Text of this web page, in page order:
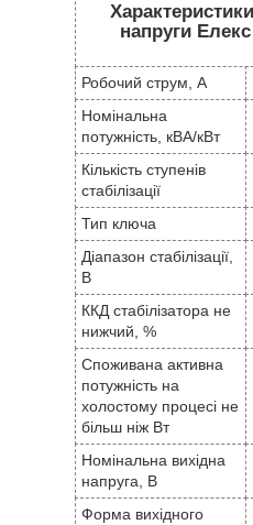
напруги
Робочий струм, А
Номінальна
потужність, кВА/кВт
Кількість ступенів
стабілізації
Тип ключа
Діапазон стабілізації,
В
ККД стабілізатора не
нижчий, %
Споживана активна
потужність на
холостому процесі не
більш ніж Вт
Номінальна вихідна
напруга, В
Форма вихідного